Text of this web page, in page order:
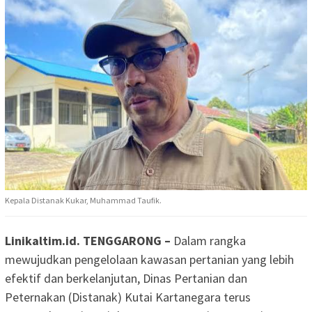
Kepala Distanak Kukar, Muhammad Taufik.
Linikaltim.id. TENGGARONG – Dalam rangka
mewujudkan pengelolaan kawasan pertanian yang lebih
efektif dan berkelanjutan, Dinas Pertanian dan
Peternakan (Distanak) Kutai Kartanegara terus